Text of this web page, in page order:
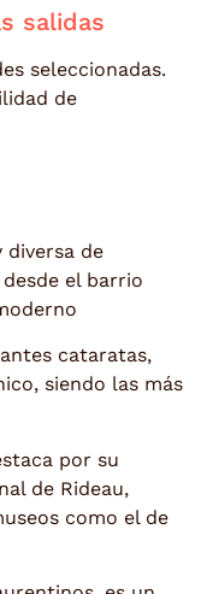
salidas
seleccionadas.
de
diversa de
el barrio
cataratas,
siendo las más
por su
de Rideau,
como el de